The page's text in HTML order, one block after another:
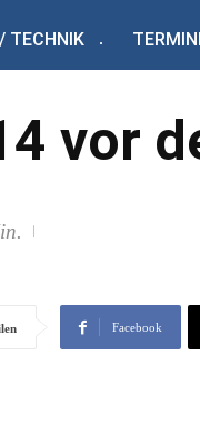
TECHNIK
vor
Facebook